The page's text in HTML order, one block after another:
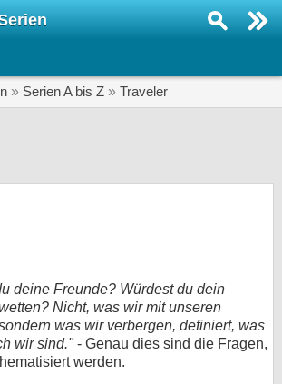
» Serien A bis Z » Traveler
deine Freunde? Würdest du dein
Nicht, was wir mit unseren
was wir verbergen, definiert, was
wir sind."- Genau dies sind die Fragen,
werden.
SERIEN
Specials
SERVICE
Gewinnspiele